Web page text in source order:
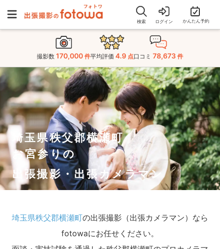
検索 ログイン かんたん予約
撮影数 170,000 件平均評価 4.9 点口コミ 78,673 件
埼玉県秩父郡横瀬町
お宮参りの
出張撮影・出張カメラマン
埼玉県秩父郡横瀬町の出張撮影（出張カメラマン）なら
fotowaにお任せください。